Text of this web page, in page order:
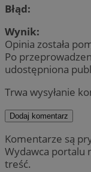
Błąd:
Wynik:
Opinia została
Po
udostępniona
Trwa wysyłanie
Dodaj komentarz
Komentarze są
Wydawca portalu
treść.